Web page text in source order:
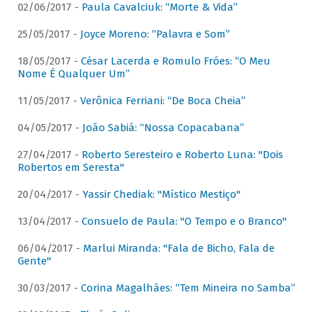
02/06/2017 - Paula Cavalciuk: “Morte & Vida”
25/05/2017 - Joyce Moreno: “Palavra e Som”
18/05/2017 - César Lacerda e Romulo Fróes: “O Meu
Nome É Qualquer Um”
11/05/2017 - Verônica Ferriani: “De Boca Cheia”
04/05/2017 - João Sabiá: “Nossa Copacabana”
27/04/2017 - Roberto Seresteiro e Roberto Luna: "Dois
Robertos em Seresta"
20/04/2017 - Yassir Chediak: "Místico Mestiço"
13/04/2017 - Consuelo de Paula: "O Tempo e o Branco"
06/04/2017 - Marlui Miranda: "Fala de Bicho, Fala de
Gente"
30/03/2017 - Corina Magalhães: “Tem Mineira no Samba”